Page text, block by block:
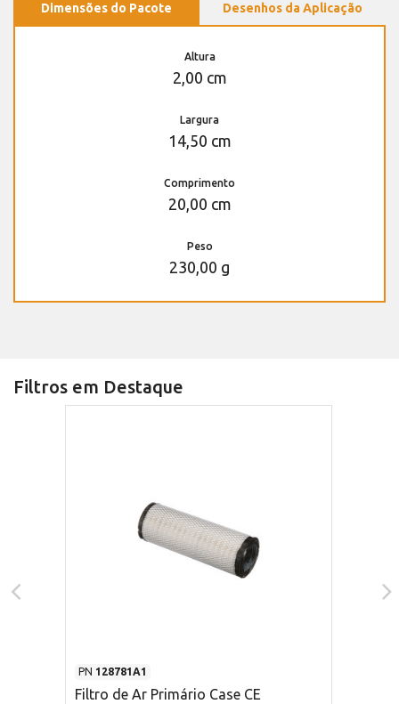
Dimensões do Pacote Desenhos da Aplicação
Altura
2,00 cm
Largura
14,50 cm
Comprimento
20,00 cm
Peso
230,00 g
Filtros em Destaque
PN 128781A1
Filtro de Ar Primário Case CE